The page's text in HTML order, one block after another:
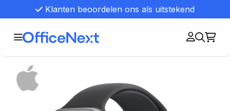
Klanten beoordelen ons als uitstekend